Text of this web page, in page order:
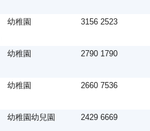
幼稚園 3156 2523
幼稚園 2790 1790
幼稚園 2660 7536
幼稚園幼兒園 2429 6669